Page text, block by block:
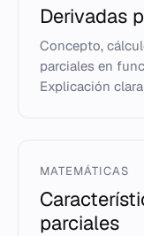
Derivadas
Concepto,
parciales en
Explicación
MATEMÁTICAS
parciales